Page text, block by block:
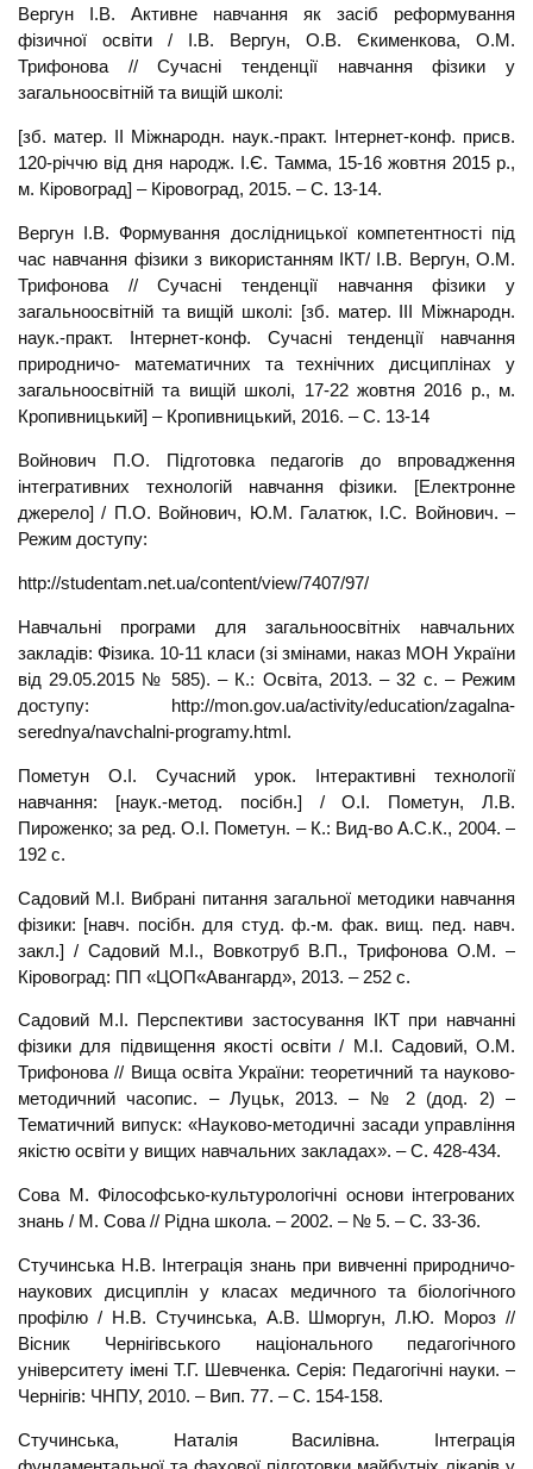
Вергун І.В. Активне навчання як засіб реформування
фізичної освіти / І.В. Вергун, О.В. Єкименкова, О.М.
Трифонова // Сучасні тенденції навчання фізики у
загальноосвітній та вищій школі:
[зб. матер. ІІ Міжнародн. наук.-практ. Інтернет-конф. присв.
120-річчю від дня народж. І.Є. Тамма, 15-16 жовтня 2015 р.,
м. Кіровоград] – Кіровоград, 2015. – С. 13-14.
Вергун І.В. Формування дослідницької компетентності під
час навчання фізики з використанням ІКТ/ І.В. Вергун, О.М.
Трифонова // Сучасні тенденції навчання фізики у
загальноосвітній та вищій школі: [зб. матер. ІII Міжнародн.
наук.-практ. Інтернет-конф. Сучасні тенденції навчання
природничо- математичних та технічних дисциплінах у
загальноосвітній та вищій школі, 17-22 жовтня 2016 р., м.
Кропивницький] – Кропивницький, 2016. – С. 13-14
Войнович П.О. Підготовка педагогів до впровадження
інтегративних технологій навчання фізики. [Електронне
джерело] / П.О. Войнович, Ю.М. Галатюк, І.С. Войнович. –
Режим доступу:
http://studentam.net.ua/content/view/7407/97/
Навчальні програми для загальноосвітніх навчальних
закладів: Фізика. 10-11 класи (зі змінами, наказ МОН України
від 29.05.2015 № 585). – К.: Освіта, 2013. – 32 с. – Режим
доступу: http://mon.gov.ua/activity/education/zagalna-
serednya/navchalni-programy.html.
Пометун О.І. Сучасний урок. Інтерактивні технології
навчання: [наук.-метод. посібн.] / О.І. Пометун, Л.В.
Пироженко; за ред. О.І. Пометун. – К.: Вид-во А.С.К., 2004. –
192 с.
Садовий М.І. Вибрані питання загальної методики навчання
фізики: [навч. посібн. для студ. ф.-м. фак. вищ. пед. навч.
закл.] / Садовий М.І., Вовкотруб В.П., Трифонова О.М. –
Кіровоград: ПП «ЦОП«Авангард», 2013. – 252 с.
Садовий М.І. Перспективи застосування ІКТ при навчанні
фізики для підвищення якості освіти / М.І. Садовий, О.М.
Трифонова // Вища освіта України: теоретичний та науково-
методичний часопис. – Луцьк, 2013. – № 2 (дод. 2) –
Тематичний випуск: «Науково-методичні засади управління
якістю освіти у вищих навчальних закладах». – C. 428-434.
Сова М. Філософсько-культурологічні основи інтегрованих
знань / М. Сова // Рідна школа. – 2002. – № 5. – С. 33-36.
Стучинська Н.В. Інтеграція знань при вивченні природничо-
наукових дисциплін у класах медичного та біологічного
профілю / Н.В. Стучинська, А.В. Шморгун, Л.Ю. Мороз //
Вісник Чернігівського національного педагогічного
університету імені Т.Г. Шевченка. Серія: Педагогічні науки. –
Чернігів: ЧНПУ, 2010. – Вип. 77. – С. 154-158.
Стучинська, Наталія Василівна. Інтеграція